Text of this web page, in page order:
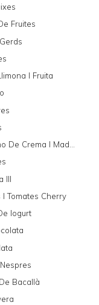
Fruites
I Fruita
De Crema I Mad...
III
Tomates Cherry
Iogurt
Bacallà